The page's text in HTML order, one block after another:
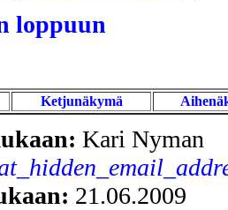
loppuun
Ketjunäkymä
Kari Nyman
21.06.2009